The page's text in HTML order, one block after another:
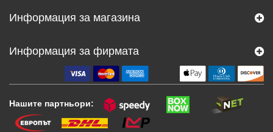
Информация за магазина
Информация за фирмата
Нашите партньори: